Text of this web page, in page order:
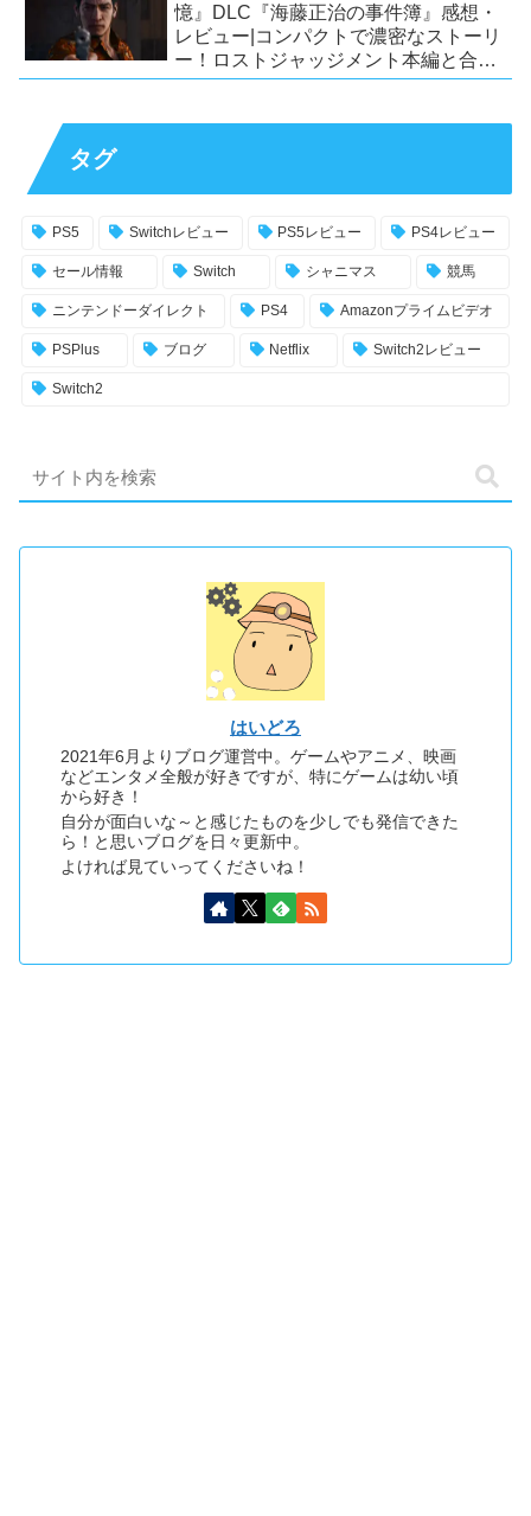
憶』DLC『海藤正治の事件簿』感想・
レビュー|コンパクトで濃密なストーリ
ー！ロストジャッジメント本編と合わ
せておすすめの満足度の高いDLC！
タグ
PS5 Switchレビュー PS5レビュー PS4レビュー
セール情報 Switch シャニマス 競馬
ニンテンドーダイレクト PS4 Amazonプライムビデオ
PSPlus ブログ Netflix Switch2レビュー
Switch2
はいどろ
2021年6月よりブログ運営中。ゲームやアニメ、映画
などエンタメ全般が好きですが、特にゲームは幼い頃
から好き！
自分が面白いな～と感じたものを少しでも発信できた
ら！と思いブログを日々更新中。
よければ見ていってくださいね！